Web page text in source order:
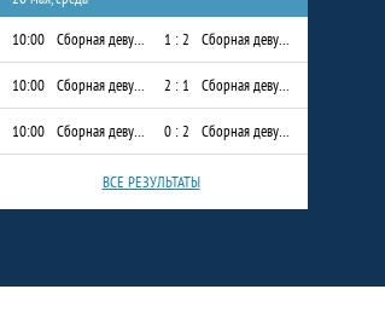
10:00
Сборная девушек МБОУ "Гимназия им. Наби Даули" 1 : 2 Сборная девушек, МБОУ "СОШ № 8"
10:00 Сборная девушек, МБОУ "СОШ № 8" 2 : 1 Сборная девушек, МБОУ "Тимершикская СОШ"
10:00 Сборная девушек, МБОУ "Тимершикская СОШ" 0 : 2 Сборная девушек МБОУ "Гимназия им. Наби Даули"
ВСЕ РЕЗУЛЬТАТЫ